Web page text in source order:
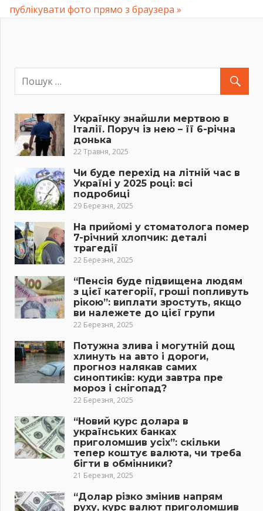
Post:
публікувати фото прямо з браузера
Українку знайшли мертвою в
Італії. Поруч із нею – її 6-річна
донька
22 Травня, 2025
Чи буде перехід на літній час в
Україні у 2025 році: всі
подробиці
29 Березня, 2025
На прийомі у стоматолога помер
7-річний хлопчик: деталі
трагедії
22 Березня, 2025
“Пенсія буде підвищена людям
з цієї категорії, гроші попливуть
рікою”: виплати зростуть, якщо
ви належете до цієї групи
22 Березня, 2025
Потужна злива і могутній дощ
хлинуть на авто і дороги,
прогноз налякав самих
синоптиків: куди завтра пре
мороз і снігопад?
22 Березня, 2025
“Новий курс долара в
українських банках
приголомшив усіх”: скільки
тепер коштує валюта, чи треба
бігти в обмінники?
21 Березня, 2025
“Долар різко змінив напрям
руху, курс валют приголомшив